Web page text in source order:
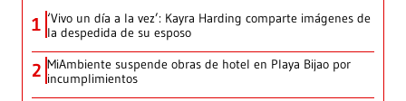
1 ‘Vivo un día a la vez’: Kayra Harding comparte imágenes de
la despedida de su esposo
2 MiAmbiente suspende obras de hotel en Playa Bijao por
incumplimientos